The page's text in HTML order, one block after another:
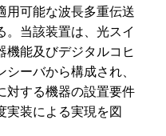
用可能な波長多重伝送
。当該装置は、光スイ
機能及びデジタルコヒ
シーバから構成され、
対する機器の設置要件
実装による実現を図